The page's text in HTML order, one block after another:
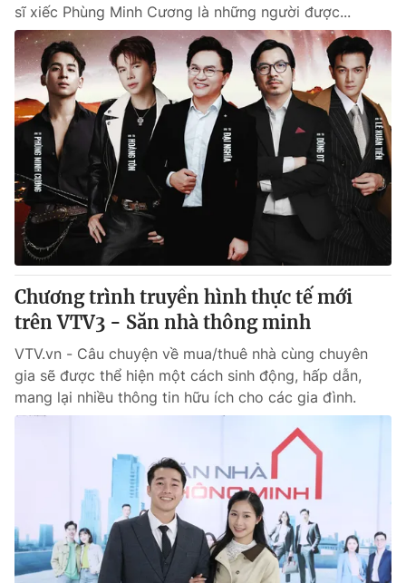
sĩ xiếc Phùng Minh Cương là những người được...
Chương trình truyền hình thực tế mới
trên VTV3 - Săn nhà thông minh
VTV.vn - Câu chuyện về mua/thuê nhà cùng chuyên
gia sẽ được thể hiện một cách sinh động, hấp dẫn,
mang lại nhiều thông tin hữu ích cho các gia đình.